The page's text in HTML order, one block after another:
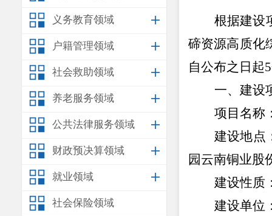
义务教育领域
户籍管理领域
社会救助领域
养老服务领域
公共法律服务领域
财政预决算领域
就业领域
社会保险领域
根据建设
碲资源高质化
自公布之日起5
一、建设
项目名称
建设地点
园云南铜业股
建设性质
建设单位